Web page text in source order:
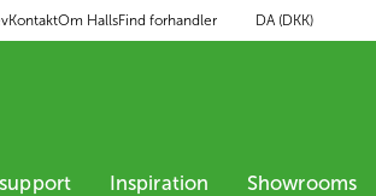
KontaktOm HallsFind forhandler DA (DKK)
Inspiration Showrooms